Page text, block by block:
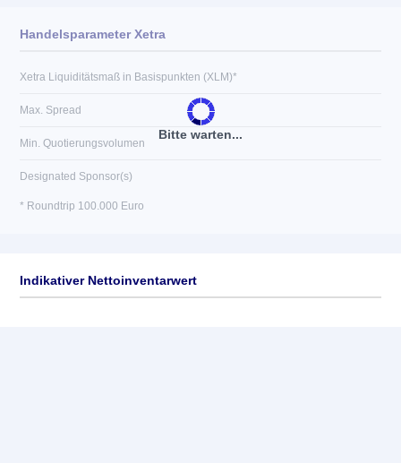
Bitte warten...
Handelsparameter Xetra
Xetra Liquiditätsmaß in Basispunkten (XLM)*
Max. Spread
Min. Quotierungsvolumen
Designated Sponsor(s)
* Roundtrip 100.000 Euro
Indikativer Nettoinventarwert